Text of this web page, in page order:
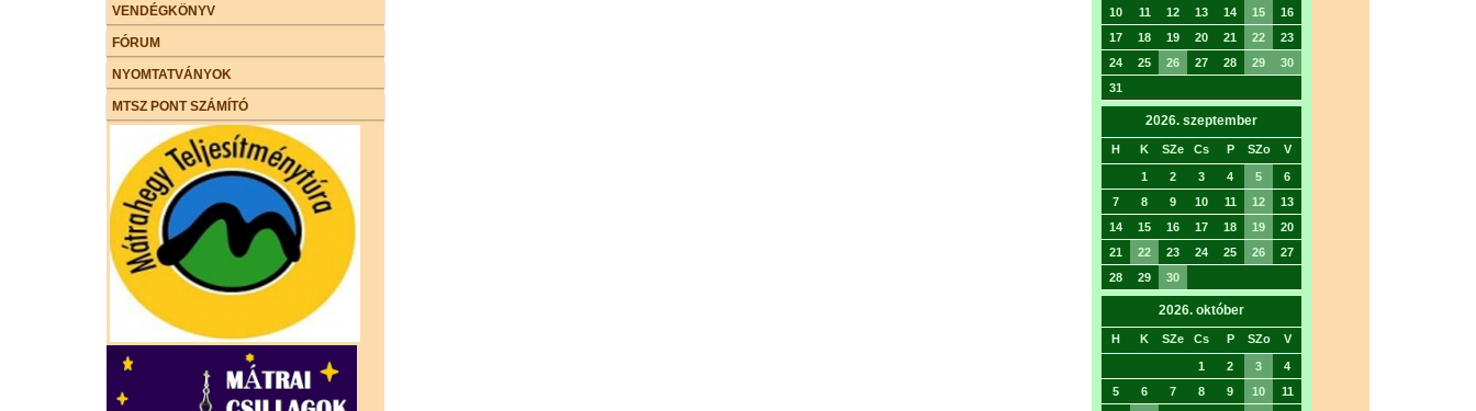
VENDÉGKÖNYV
FÓRUM
NYOMTATVÁNYOK
MTSZ PONT SZÁMÍTÓ
10
11 12 13 14 15
16
17
18 19 20 21 22
23
24
25 26 27 28 29
30
31
2026. szeptember
H K SZe Cs P SZo V
1 2 3 4 5
6
7
8 9 10 11 12
13
14
15 16 17 18 19
20
21
22 23 24 25 26
27
28
29 30
2026. október
H K SZe Cs P SZo V
1 2 3
4
5
6 7 8 9 10
11